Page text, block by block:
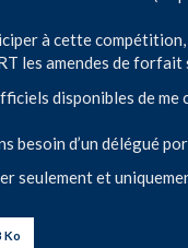
à cette
les amendes de
disponibles de
d’un délégué
seulement et
Ko